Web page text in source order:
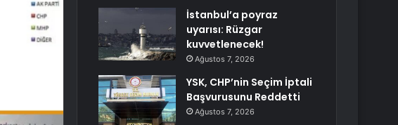
İstanbul’a poyraz
uyarısı: Rüzgar
kuvvetlenecek!
Ağustos 7, 2026
YSK, CHP’nin Seçim İptali
Başvurusunu Reddetti
Ağustos 7, 2026